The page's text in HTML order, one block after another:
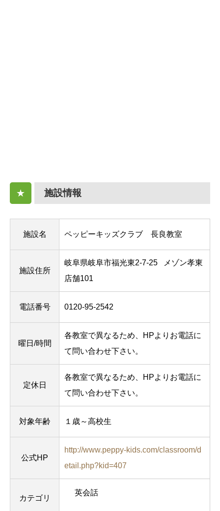
★ 施設情報
施設名 ペッピーキッズクラブ 長良教室
施設住所
岐阜県岐阜市福光東2-7-25
メゾン孝東
店舗101
電話番号 0120-95-2542
曜日/時間
各教室で異なるため、HPよりお電話に
て問い合わせ下さい。
定休日
各教室で異なるため、HPよりお電話に
て問い合わせ下さい。
対象年齢 １歳～高校生
公式HP
http://www.peppy-kids.com/classroom/d
etail.php?kid=407
カテゴリ
英会話